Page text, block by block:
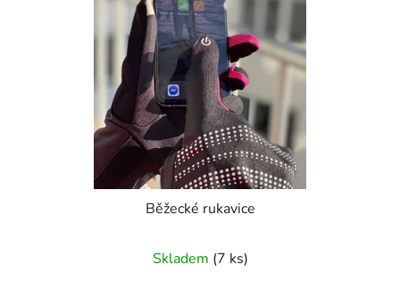
Běžecké rukavice
hodnocení
Skladem (7 ks)